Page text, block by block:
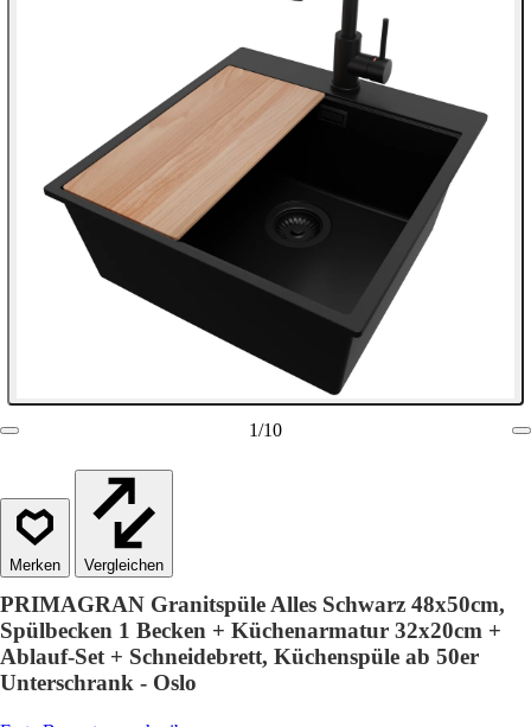
1/10
Vergleichen
PRIMAGRAN Granitspüle Alles Schwarz 48x50cm,
Spülbecken 1 Becken + Küchenarmatur 32x20cm +
Ablauf-Set + Schneidebrett, Küchenspüle ab 50er
Unterschrank - Oslo